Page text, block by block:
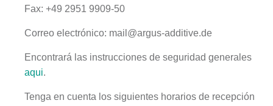
Fax: +49 2951 9909-50
Correo electrónico: mail@argus-additive.de
Encontrará las instrucciones de seguridad generales
aqui.
Tenga en cuenta los siguientes horarios de recepción